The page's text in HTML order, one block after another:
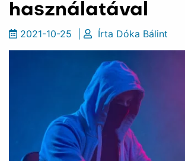
használatával
2021-10-25 Írta Dóka Bálint